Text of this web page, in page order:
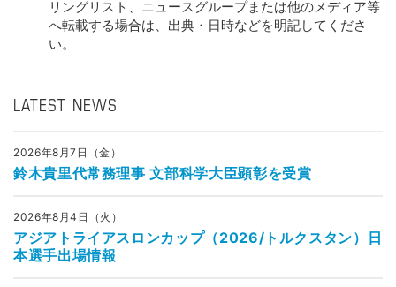
リングリスト、ニュースグループまたは他のメディア等
へ転載する場合は、出典・日時などを明記してくださ
い。
LATEST NEWS
2026年8月7日（金）
鈴木貴里代常務理事 文部科学大臣顕彰を受賞
2026年8月4日（火）
アジアトライアスロンカップ（2026/トルクスタン）日
本選手出場情報